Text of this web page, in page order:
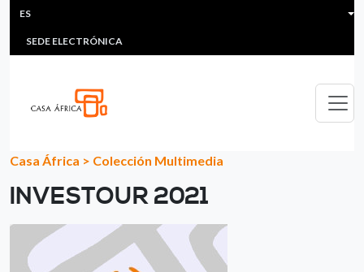
Pasar al contenido principal
HEADER MENU
MULTIMEDIA
SEDE ELECTRÓNICA
ES
Casa África > Colección Multimedia
INVESTOUR 2021